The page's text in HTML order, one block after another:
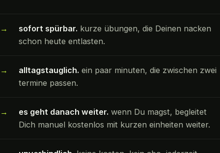
sofort spürbar. kurze übungen, die Deinen nacken
schon heute entlasten.
alltagstauglich. ein paar minuten, die zwischen zwei
termine passen.
es geht danach weiter. wenn Du magst, begleitet
Dich manuel kostenlos mit kurzen einheiten weiter.